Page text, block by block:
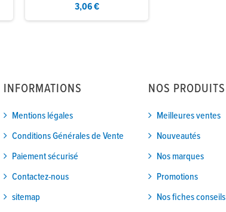
3,06 €
INFORMATIONS
Mentions légales
Conditions Générales de Vente
Paiement sécurisé
Contactez-nous
sitemap
NOS PRODUITS
Meilleures ventes
Nouveautés
Nos marques
Promotions
Nos fiches conseils